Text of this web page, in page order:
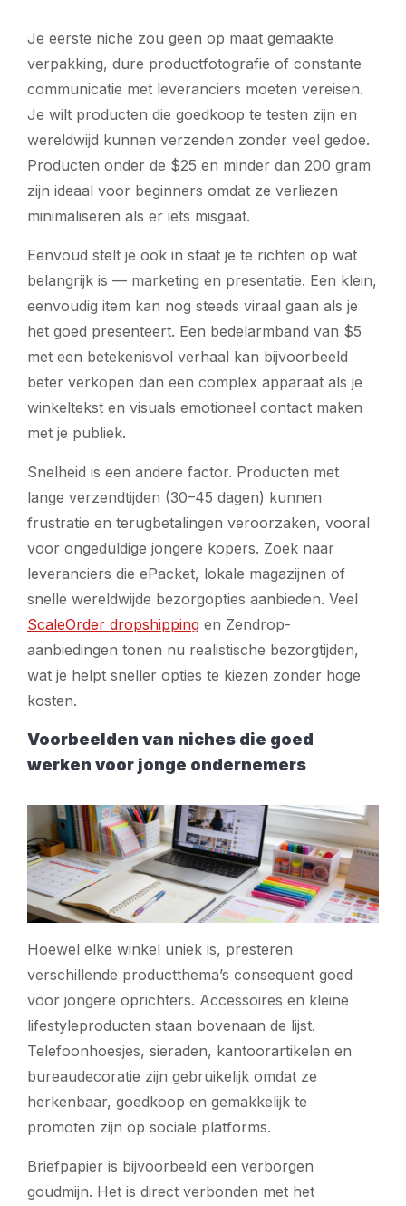
Je eerste niche zou geen op maat gemaakte
verpakking, dure productfotografie of constante
communicatie met leveranciers moeten vereisen.
Je wilt producten die goedkoop te testen zijn en
wereldwijd kunnen verzenden zonder veel gedoe.
Producten onder de $25 en minder dan 200 gram
zijn ideaal voor beginners omdat ze verliezen
minimaliseren als er iets misgaat.
Eenvoud stelt je ook in staat je te richten op wat
belangrijk is — marketing en presentatie. Een klein,
eenvoudig item kan nog steeds viraal gaan als je
het goed presenteert. Een bedelarmband van $5
met een betekenisvol verhaal kan bijvoorbeeld
beter verkopen dan een complex apparaat als je
winkeltekst en visuals emotioneel contact maken
met je publiek.
Snelheid is een andere factor. Producten met
lange verzendtijden (30–45 dagen) kunnen
frustratie en terugbetalingen veroorzaken, vooral
voor ongeduldige jongere kopers. Zoek naar
leveranciers die ePacket, lokale magazijnen of
snelle wereldwijde bezorgopties aanbieden. Veel
ScaleOrder dropshipping en Zendrop-
aanbiedingen tonen nu realistische bezorgtijden,
wat je helpt sneller opties te kiezen zonder hoge
kosten.
Voorbeelden van niches die goed
werken voor jonge ondernemers
Hoewel elke winkel uniek is, presteren
verschillende productthema’s consequent goed
voor jongere oprichters. Accessoires en kleine
lifestyleproducten staan bovenaan de lijst.
Telefoonhoesjes, sieraden, kantoorartikelen en
bureaudecoratie zijn gebruikelijk omdat ze
herkenbaar, goedkoop en gemakkelijk te
promoten zijn op sociale platforms.
Briefpapier is bijvoorbeeld een verborgen
goudmijn. Het is direct verbonden met het